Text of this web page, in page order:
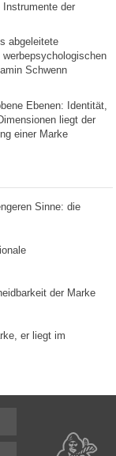
Instrumente der
abgeleitete
Schwenn
Ebenen: Identität,
liegt der
einer Marke
Sinne: die
der Marke
er liegt im